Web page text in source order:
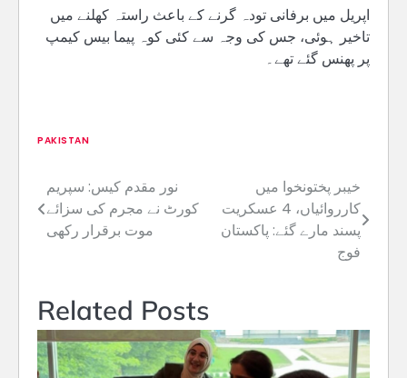
اپریل میں برفانی تودہ گرنے کے باعث راستہ کھلنے میں
تاخیر ہوئی، جس کی وجہ سے کئی کوہ پیما بیس کیمپ
پر پھنس گئے تھے۔
PAKISTAN
Post
navigation
نور مقدم کیس: سپریم
کورٹ نے مجرم کی سزائے
موت برقرار رکھی
خیبر پختونخوا میں
کارروائیاں، 4 عسکریت
پسند مارے گئے: پاکستان
فوج
Related Posts